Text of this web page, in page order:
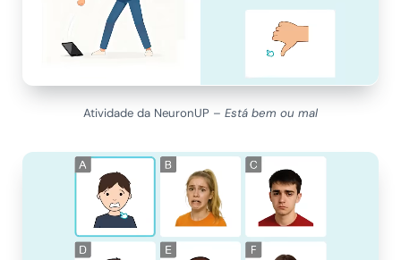
Atividade da NeuronUP – Está bem ou mal